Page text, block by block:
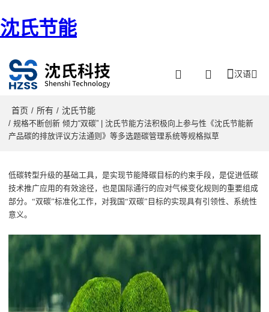
沈氏节能
汉语
首页 / 所有 / 沈氏节能
/ 规格不断创新 倾力“双碳” | 沈氏节能方法积极向上参与性《沈氏节能新
产品碳的排放评议方法通则》等多选题碳管理系统等规格拟草
低碳转型升级的基础工具，是实现节能降碳目标的约束手段，是促进低碳
技术推广应用的有效途径，也是国际通行的应对气候变化规则的重要组成
部分。“双碳”标准化工作，对我国“双碳”目标的实现具有引领性、系统性
意义。